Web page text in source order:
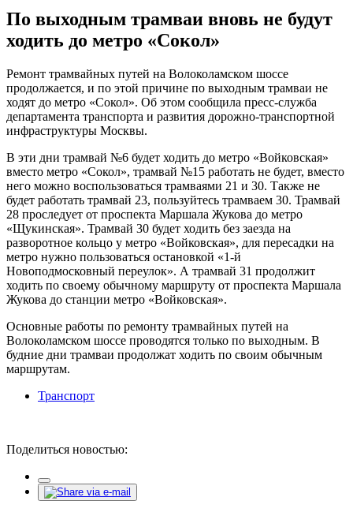
По выходным трамваи вновь не будут
ходить до метро «Сокол»
Ремонт трамвайных путей на Волоколамском шоссе
продолжается, и по этой причине по выходным трамваи не
ходят до метро «Сокол». Об этом сообщила пресс-служба
департамента транспорта и развития дорожно-транспортной
инфраструктуры Москвы.
В эти дни трамвай №6 будет ходить до метро «Войковская»
вместо метро «Сокол», трамвай №15 работать не будет, вместо
него можно воспользоваться трамваями 21 и 30. Также не
будет работать трамвай 23, пользуйтесь трамваем 30. Трамвай
28 проследует от проспекта Маршала Жукова до метро
«Щукинская». Трамвай 30 будет ходить без заезда на
разворотное кольцо у метро «Войковская», для пересадки на
метро нужно пользоваться остановкой «1-й
Новоподмосковный переулок». А трамвай 31 продолжит
ходить по своему обычному маршруту от проспекта Маршала
Жукова до станции метро «Войковская».
Основные работы по ремонту трамвайных путей на
Волоколамском шоссе проводятся только по выходным. В
будние дни трамваи продолжат ходить по своим обычным
маршрутам.
Транспорт
Поделиться новостью: